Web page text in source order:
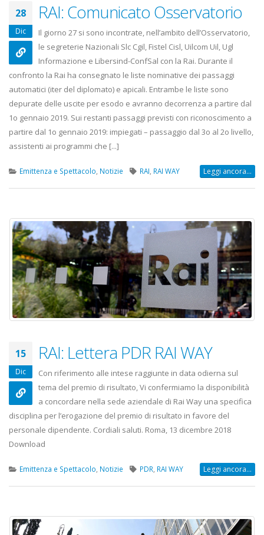
28
Dic
RAI: Comunicato Osservatorio
Il giorno 27 si sono incontrate, nell’ambito dell’Osservatorio,
le segreterie Nazionali Slc Cgil, Fistel Cisl, Uilcom Uil, Ugl
Informazione e Libersind-ConfSal con la Rai. Durante il
confronto la Rai ha consegnato le liste nominative dei passaggi
automatici (iter del diplomato) e apicali. Entrambe le liste sono
depurate delle uscite per esodo e avranno decorrenza a partire dal
1o gennaio 2019. Sui restanti passaggi previsti con riconoscimento a
partire dal 1o gennaio 2019: impiegati – passaggio dal 3o al 2o livello,
assistenti ai programmi che [...]
Emittenza e Spettacolo Notizie RAI RAI WAY Leggi ancora...
15
Dic
RAI: Lettera PDR RAI WAY
Con riferimento alle intese raggiunte in data odierna sul
tema del premio di risultato, Vi confermiamo la disponibilità
a concordare nella sede aziendale di Rai Way una specifica
disciplina per l’erogazione del premio di risultato in favore del
personale dipendente. Cordiali saluti. Roma, 13 dicembre 2018
Download
Emittenza e Spettacolo Notizie PDR RAI WAY Leggi ancora...